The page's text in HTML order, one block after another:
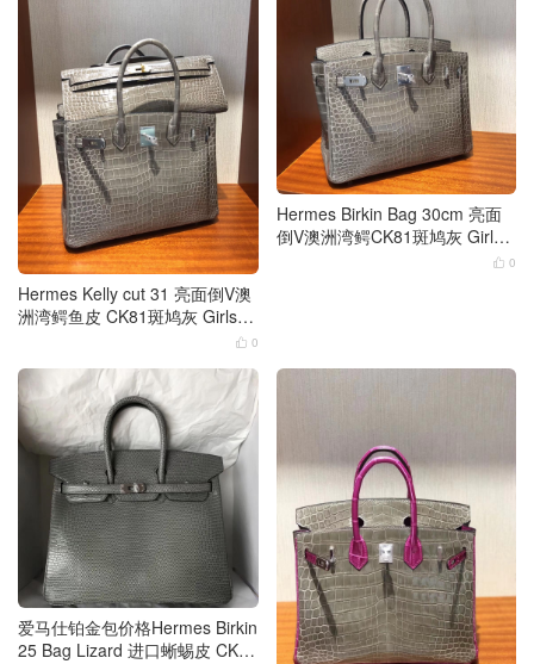
Hermes Kelly cut 31 亮面倒V澳
洲湾鳄鱼皮 CK81斑鸠灰 Girls T
 0
Hermes Birkin Bag 30cm 亮面
倒V澳洲湾鳄CK81斑鸠灰 Girls T
 0
爱马仕铂金包价格Hermes Birkin
25 Bag Lizard 进口蜥蜴皮 CK81